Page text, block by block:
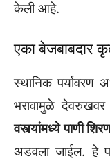
केली आहे.
एका बेजबाबदार
स्थानिक पर्यावरण
भरावामुळे
वस्त्यांमध्ये पाणी
अडवला जाईल. हे